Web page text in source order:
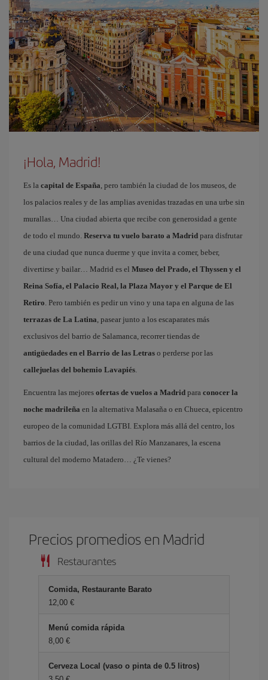
¡Hola, Madrid!
Es la capital de España, pero también la ciudad de los museos, de
los palacios reales y de las amplias avenidas trazadas en una urbe sin
murallas… Una ciudad abierta que recibe con generosidad a gente
de todo el mundo. Reserva tu vuelo barato a Madrid para disfrutar
de una ciudad que nunca duerme y que invita a comer, beber,
divertirse y bailar… Madrid es el Museo del Prado, el Thyssen y el
Reina Sofía, el Palacio Real, la Plaza Mayor y el Parque de El
Retiro. Pero también es pedir un vino y una tapa en alguna de las
terrazas de La Latina, pasear junto a los escaparates más
exclusivos del barrio de Salamanca, recorrer tiendas de
antigüedades en el Barrio de las Letras o perderse por las
callejuelas del bohemio Lavapiés.
Encuentra las mejores ofertas de vuelos a Madrid para conocer la
noche madrileña en la alternativa Malasaña o en Chueca, epicentro
europeo de la comunidad LGTBI. Explora más allá del centro, los
barrios de la ciudad, las orillas del Río Manzanares, la escena
cultural del moderno Matadero… ¿Te vienes?
Precios promedios en Madrid
Restaurantes
Comida, Restaurante Barato
12,00 €
Menú comida rápida
8,00 €
Cerveza Local (vaso o pinta de 0.5 litros)